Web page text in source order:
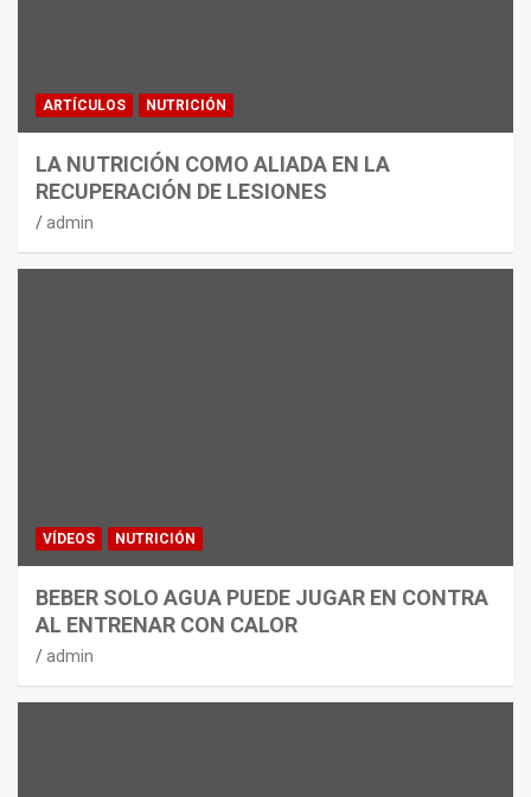
ARTÍCULOS NUTRICIÓN
LA NUTRICIÓN COMO ALIADA EN LA
RECUPERACIÓN DE LESIONES
admin
VÍDEOS NUTRICIÓN
BEBER SOLO AGUA PUEDE JUGAR EN CONTRA
AL ENTRENAR CON CALOR
admin